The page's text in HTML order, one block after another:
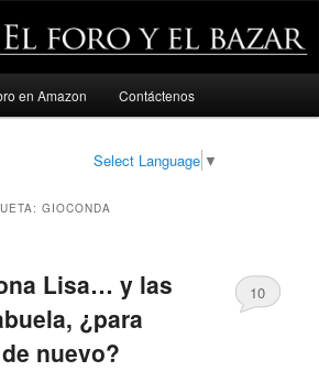
en Amazon Contáctenos
Select Language ▼
GIOCONDA
Lisa… y las
¿para
nuevo?
10